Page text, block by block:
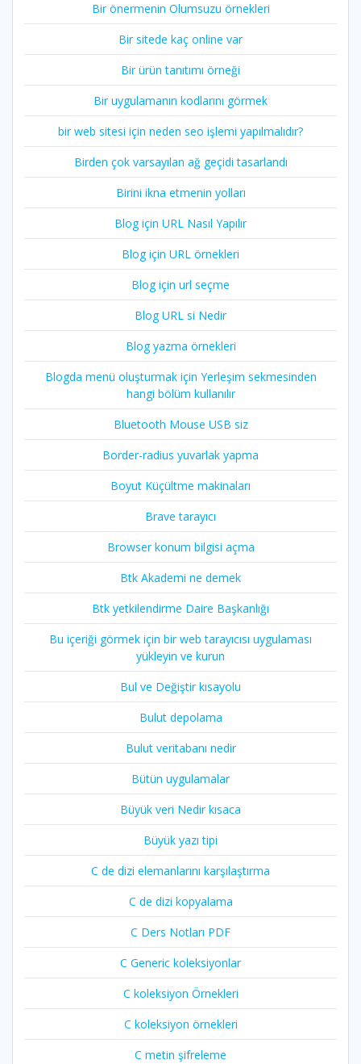
Bir önermenin Olumsuzu örnekleri
Bir sitede kaç online var
Bir ürün tanıtımı örneği
Bir uygulamanın kodlarını görmek
bir web sitesi için neden seo işlemi yapılmalıdır?
Birden çok varsayılan ağ geçidi tasarlandı
Birini ikna etmenin yolları
Blog için URL Nasıl Yapılır
Blog için URL örnekleri
Blog için url seçme
Blog URL si Nedir
Blog yazma örnekleri
Blogda menü oluşturmak için Yerleşim sekmesinden
hangi bölüm kullanılır
Bluetooth Mouse USB siz
Border-radius yuvarlak yapma
Boyut Küçültme makinaları
Brave tarayıcı
Browser konum bilgisi açma
Btk Akademi ne demek
Btk yetkilendirme Daire Başkanlığı
Bu içeriği görmek için bir web tarayıcısı uygulaması
yükleyin ve kurun
Bul ve Değiştir kısayolu
Bulut depolama
Bulut veritabanı nedir
Bütün uygulamalar
Büyük veri Nedir kısaca
Büyük yazı tipi
C de dizi elemanlarını karşılaştırma
C de dizi kopyalama
C Ders Notları PDF
C Generic koleksiyonlar
C koleksiyon Örnekleri
C koleksiyon örnekleri
C metin şifreleme